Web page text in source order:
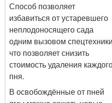
Способ позволяет
избавиться от устаревшего
неплодоносящего сада
одним вызовом
что позволяет снизить
стоимость удаления
пня.
В освобождённые от пней